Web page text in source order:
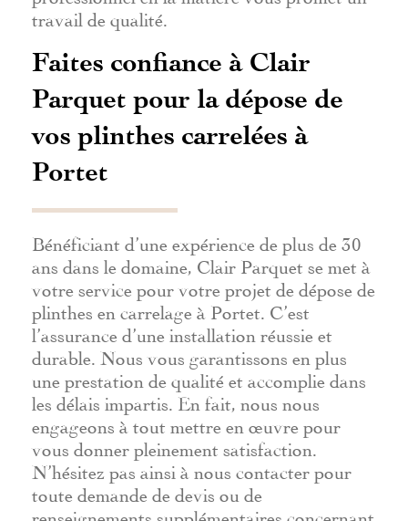
travail de qualité.
Faites confiance à Clair
Parquet pour la dépose de
vos plinthes carrelées à
Portet
Bénéficiant d’une expérience de plus de 30
ans dans le domaine, Clair Parquet se met à
votre service pour votre projet de dépose de
plinthes en carrelage à Portet. C’est
l’assurance d’une installation réussie et
durable. Nous vous garantissons en plus
une prestation de qualité et accomplie dans
les délais impartis. En fait, nous nous
engageons à tout mettre en œuvre pour
vous donner pleinement satisfaction.
N’hésitez pas ainsi à nous contacter pour
toute demande de devis ou de
renseignements supplémentaires concernant